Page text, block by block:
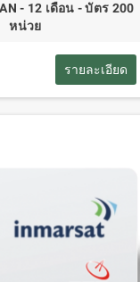
- 12 เดือน - บัตร 200
หน่วย
รายละเอียด